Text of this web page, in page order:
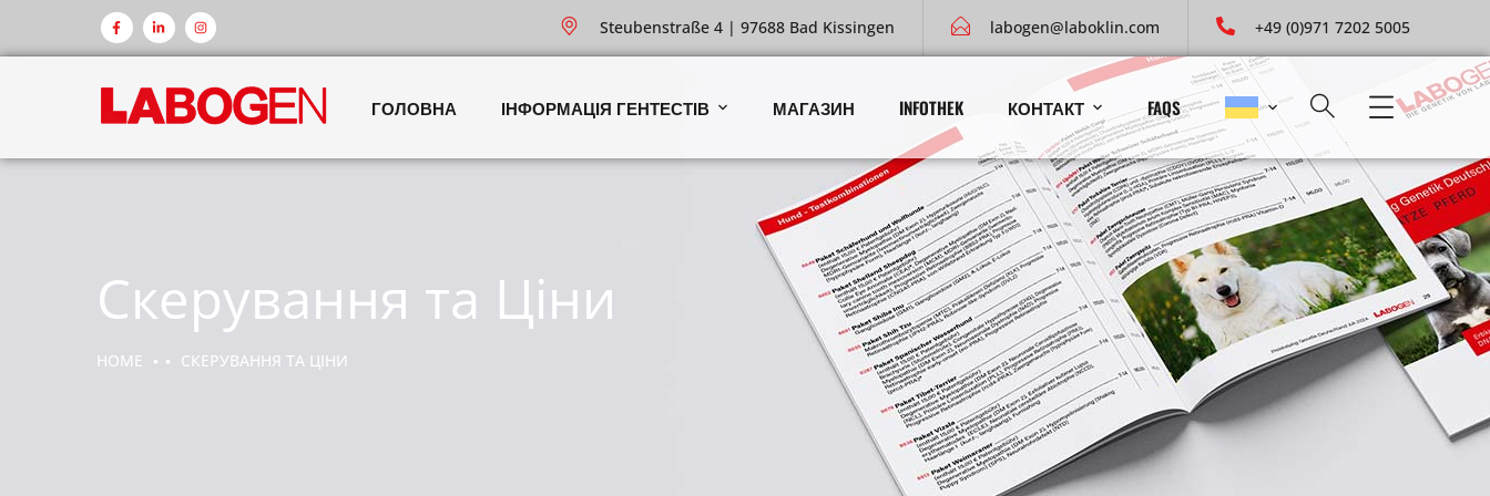
Steubenstraße 4 | 97688 Bad Kissingen labogen@laboklin.com +49 (0)971 7202 5005
ГОЛОВНА ІНФОРМАЦІЯ ГЕНТЕСТІВ МАГАЗИН INFOTHEK КОНТАКТ FAQS
Скерування та Ціни
HOME СКЕРУВАННЯ ТА ЦІНИ